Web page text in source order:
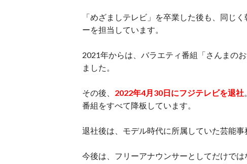
「めざましテレビ」を卒業した後も、同じ
ーを担当しています。
2021年からは、バラエティ番組「さんまの
ました。
その後、 2022年4月30日にフジテレビを退社
番組をすべて降板しています。
退社後は、モデル時代に所属していた芸能
今後は、フリーアナウンサーとしてだけで